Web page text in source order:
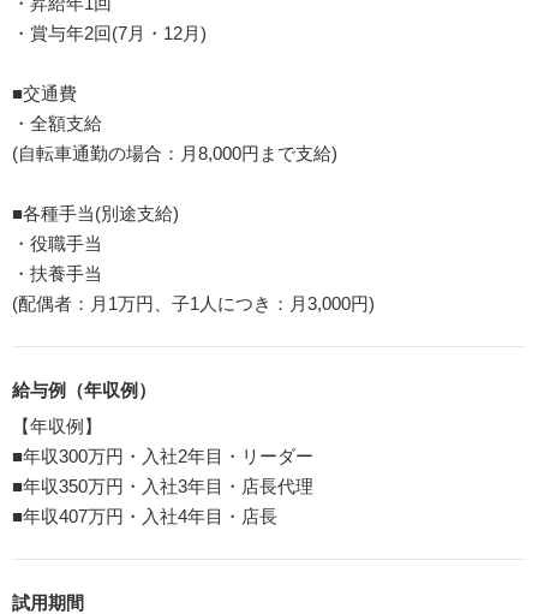
・賞与年2回(7月・12月)
■交通費
・全額支給
(自転車通勤の場合：月8,000円まで支給)
■各種手当(別途支給)
・役職手当
・扶養手当
(配偶者：月1万円、子1人につき：月3,000円)
給与例（年収例）
【年収例】
■年収300万円・入社2年目・リーダー
■年収350万円・入社3年目・店長代理
■年収407万円・入社4年目・店長
試用期間